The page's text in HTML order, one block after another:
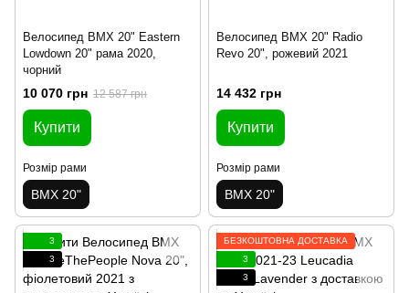
Велосипед BMX 20" Eastern
Lowdown 20" рама 2020,
чорний
10 070 грн 12 587 грн
Купити
Розмір рами
BMX 20"
Велосипед BMX 20" Radio
Revo 20", рожевий 2021
14 432 грн
Купити
Розмір рами
BMX 20"
3
3
БЕЗКОШТОВНА ДОСТАВКА
3
3